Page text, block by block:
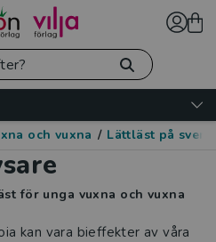
och vuxna / Lättläst på
för unga vuxna och vuxna
kan vara bieffekter av våra